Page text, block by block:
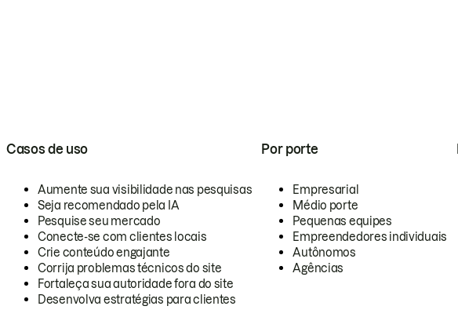
Casos de uso
Aumente sua visibilidade nas pesquisas
Seja recomendado pela IA
Pesquise seu mercado
Conecte-se com clientes locais
Crie conteúdo engajante
Corrija problemas técnicos do site
Fortaleça sua autoridade fora do site
Desenvolva estratégias para clientes
Por porte
Empresarial
Médio porte
Pequenas equipes
Empreendedores individuais
Autônomos
Agências